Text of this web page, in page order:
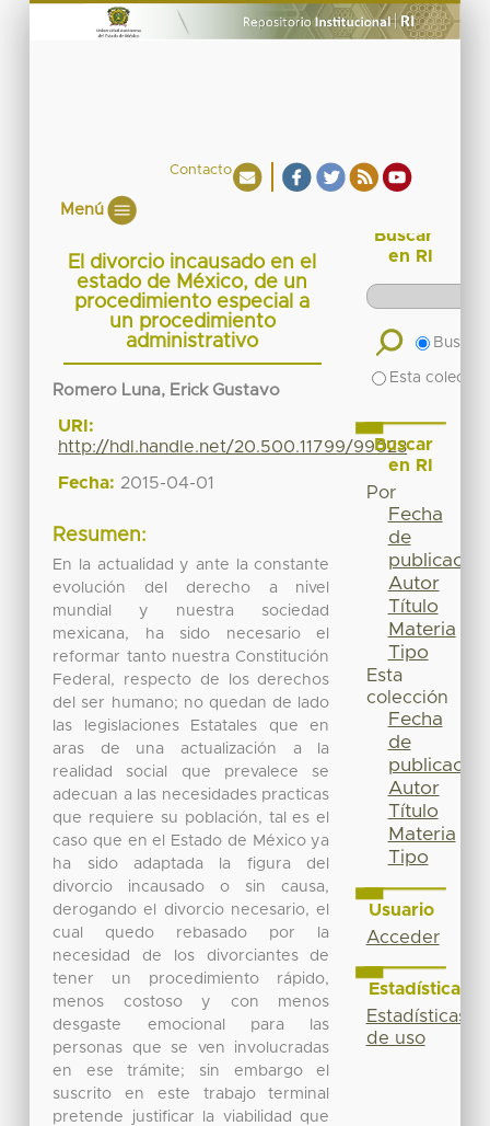
Contacto
Menú
El divorcio incausado en el
estado de México, de un
procedimiento especial a
un procedimiento
administrativo
Romero Luna, Erick Gustavo
URI:
http://hdl.handle.net/20.500.11799/99023
Fecha: 2015-04-01
Resumen:
En la actualidad y ante la constante
evolución del derecho a nivel
mundial y nuestra sociedad
mexicana, ha sido necesario el
reformar tanto nuestra Constitución
Federal, respecto de los derechos
del ser humano; no quedan de lado
las legislaciones Estatales que en
aras de una actualización a la
realidad social que prevalece se
adecuan a las necesidades practicas
que requiere su población, tal es el
caso que en el Estado de México ya
ha sido adaptada la figura del
divorcio incausado o sin causa,
derogando el divorcio necesario, el
cual quedo rebasado por la
necesidad de los divorciantes de
tener un procedimiento rápido,
menos costoso y con menos
desgaste emocional para las
personas que se ven involucradas
en ese trámite; sin embargo el
suscrito en este trabajo terminal
pretende justificar la viabilidad que
Buscar
en RI
Buscar
Esta
Buscar
en RI
Por
Fecha
de
publicación
Autor
Título
Materia
Tipo
Esta
colección
Fecha
de
publicación
Autor
Título
Materia
Tipo
Usuario
Acceder
Estadísticas
Estadísticas
de uso